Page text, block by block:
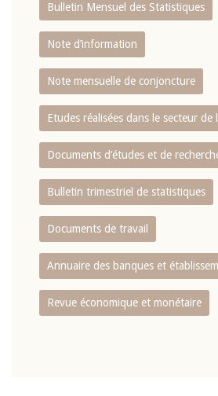
Bulletin Mensuel des Statistiques
Note d’information
Note mensuelle de conjoncture
Etudes réalisées dans le secteur de
Documents d’études et de
Bulletin trimestriel de statistiques
Documents de travail
Annuaire des banques et
Revue économique et monétaire